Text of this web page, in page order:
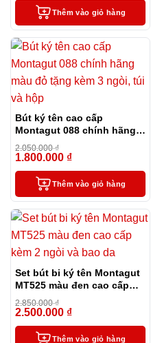
Thêm vào giỏ hàng
Bút ký tên cao cấp
Montagut 088 chính hãng
màu đỏ tặng kèm 3 ngòi,
túi và hộp
2.050.000₫
1.800.000 ₫
Thêm vào giỏ hàng
Set bút bi ký tên Montagut
MT525 màu đen cao cấp
kèm 2 ngòi và bao da
2.850.000₫
2.500.000 ₫
Thêm vào giỏ hàng